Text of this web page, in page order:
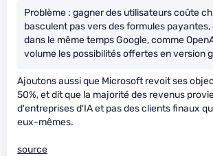
Problème : gagner des utilisateurs coûte
basculent pas vers des formules
dans le même temps Google, comme
volume les possibilités offertes en version
Ajoutons aussi que Microsoft revoit ses
50%, et dit que la majorité des revenus
d'entreprises d'IA et pas des clients finaux
eux-mêmes.
source